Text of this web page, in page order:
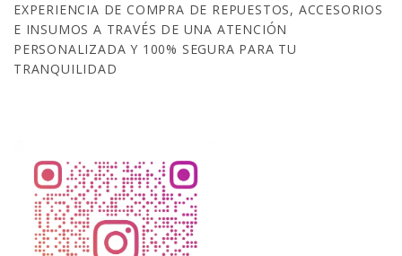
EXPERIENCIA DE COMPRA DE REPUESTOS, ACCESORIOS
E INSUMOS A TRAVÉS DE UNA ATENCIÓN
PERSONALIZADA Y 100% SEGURA PARA TU
TRANQUILIDAD